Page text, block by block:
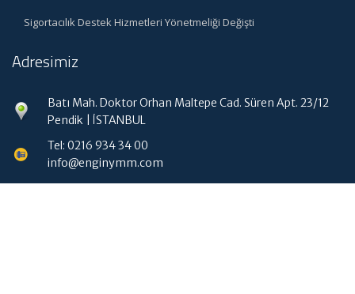
Sigortacılık Destek Hizmetleri Yönetmeliği Değişti
Adresimiz
Batı Mah. Doktor Orhan Maltepe Cad. Süren Apt. 23/12
Pendik | İSTANBUL
Tel: 0216 934 34 00
info@enginymm.com